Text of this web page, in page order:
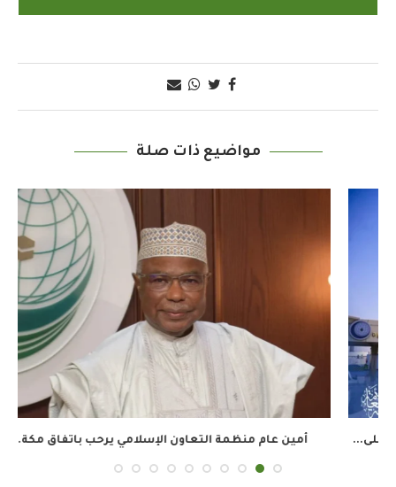
مواضيع ذات صلة
أمين عام منظمة التعاون الإسلامي يرحب باتفاق مكة...